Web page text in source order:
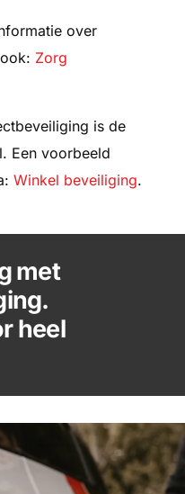
over
Zorg
is de
Een voorbeeld
Winkel beveiliging.
met
heel